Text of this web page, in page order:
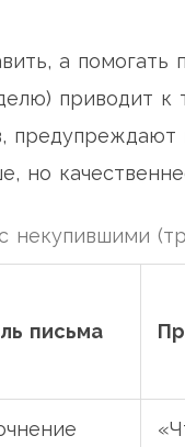
а помогать
приводит к
предупреждают
но
некупившими
письма